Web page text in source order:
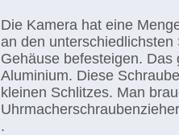
Die Kamera hat eine
an den
Gehäuse befesteigen.
Aluminium. Diese
kleinen Schlitzes. Man
.